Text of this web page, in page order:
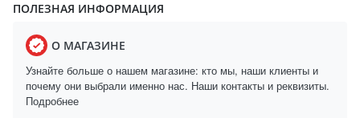
ПОЛЕЗНАЯ ИНФОРМАЦИЯ
О МАГАЗИНЕ
Узнайте больше о нашем магазине: кто мы, наши клиенты и
почему они выбрали именно нас. Наши контакты и реквизиты.
Подробнее